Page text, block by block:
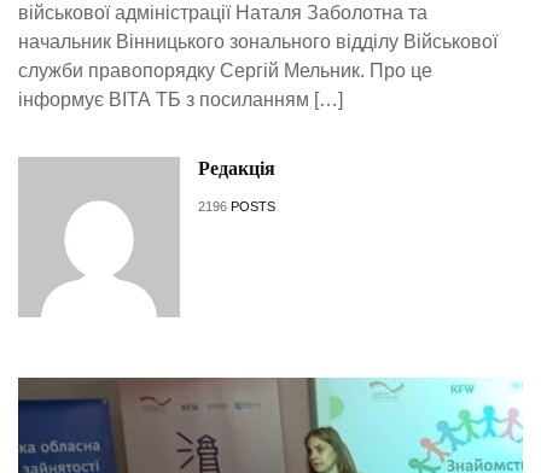
військової адміністрації Наталя Заболотна та
начальник Вінницького зонального відділу Військової
служби правопорядку Сергій Мельник. Про це
інформує ВІТА ТБ з посиланням […]
Редакція
2196 POSTS